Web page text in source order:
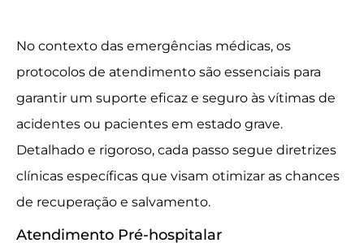
No contexto das emergências médicas, os
protocolos de atendimento são essenciais para
garantir um suporte eficaz e seguro às vítimas de
acidentes ou pacientes em estado grave.
Detalhado e rigoroso, cada passo segue diretrizes
clínicas específicas que visam otimizar as chances
de recuperação e salvamento.
Atendimento Pré-hospitalar